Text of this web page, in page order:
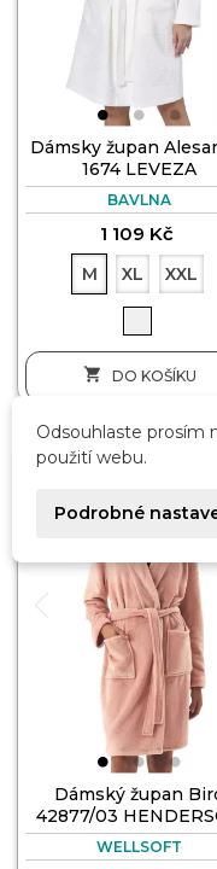
Dámsky župan
1674 LEVEZA
BAVLNA
1 109 Kč
M XL XXL
 DO KOŠÍKU
Dámský župan
42877/03
WELLSOFT
Odsouhlaste prosím
použití webu.
Podrobné